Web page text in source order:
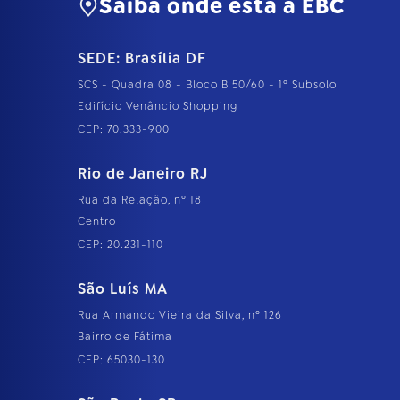
Saiba onde está a EBC
SEDE: Brasília DF
SCS - Quadra 08 - Bloco B 50/60 - 1º Subsolo
Edifício Venâncio Shopping
CEP: 70.333-900
Rio de Janeiro RJ
Rua da Relação, nº 18
Centro
CEP: 20.231-110
São Luís MA
Rua Armando Vieira da Silva, nº 126
Bairro de Fátima
CEP: 65030-130